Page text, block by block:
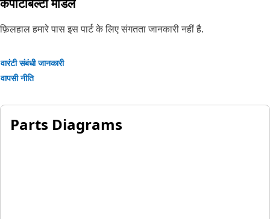
कंपेटिबिल्टी मॉडल
फ़िलहाल हमारे पास इस पार्ट के लिए संगतता जानकारी नहीं है.
वारंटी संबंधी जानकारी
वापसी नीति
Parts Diagrams